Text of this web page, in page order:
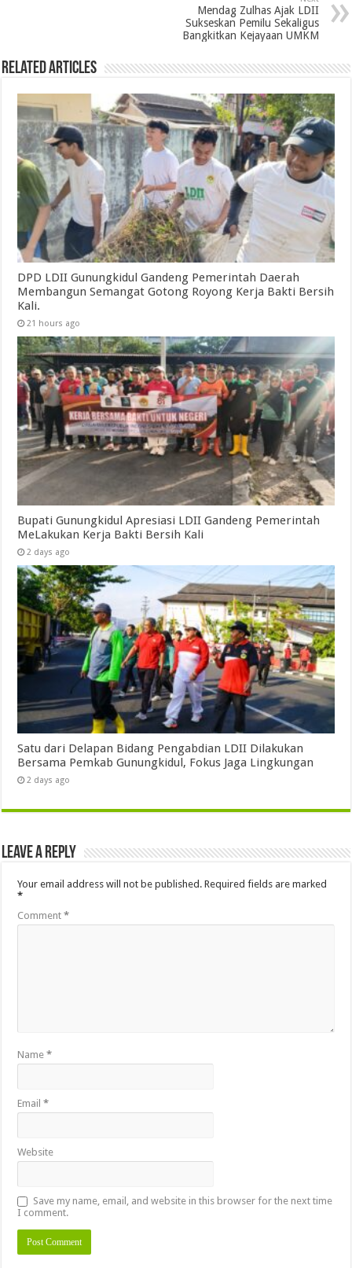
Mendag Zulhas Ajak LDII
Sukseskan Pemilu Sekaligus
Bangkitkan Kejayaan UMKM
Related Articles
DPD LDII Gunungkidul Gandeng Pemerintah Daerah
Membangun Semangat Gotong Royong Kerja Bakti Bersih
Kali.
21 hours ago
Bupati Gunungkidul Apresiasi LDII Gandeng Pemerintah
MeLakukan Kerja Bakti Bersih Kali ‎
2 days ago
Satu dari Delapan Bidang Pengabdian LDII Dilakukan
Bersama Pemkab Gunungkidul, Fokus Jaga Lingkungan
2 days ago
Leave a Reply
Your email address will not be published. Required fields are marked
*
Comment*
Name*
Email*
Website
Save my name, email, and website in this browser for the next time
I comment.